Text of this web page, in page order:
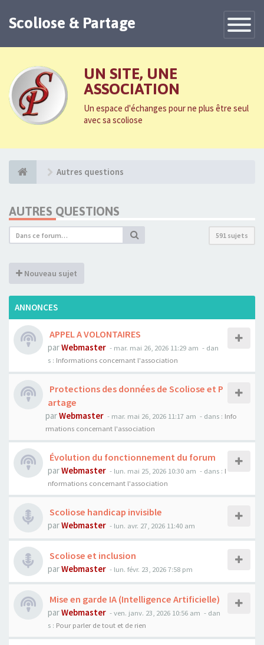
Toggle
Scoliose & Partage
UN SITE, UNE
ASSOCIATION
Un espace d'échanges pour ne plus être seul
avec sa scoliose
Autres questions
AUTRES QUESTIONS
591 sujets
Nouveau sujet
ANNONCES
APPEL A VOLONTAIRES
parWebmaster - mar. mai 26, 2026 11:29 am - dan
s : Informations concernant l'association
Protections des données de Scoliose et P
artage
parWebmaster - mar. mai 26, 2026 11:17 am - dans : Info
rmations concernant l'association
Évolution du fonctionnement du forum
parWebmaster - lun. mai 25, 2026 10:30 am - dans : I
nformations concernant l'association
Scoliose handicap invisible
parWebmaster - lun. avr. 27, 2026 11:40 am
Scoliose et inclusion
parWebmaster - lun. févr. 23, 2026 7:58 pm
Mise en garde IA (Intelligence Artificielle)
parWebmaster - ven. janv. 23, 2026 10:56 am - dan
s : Pour parler de tout et de rien